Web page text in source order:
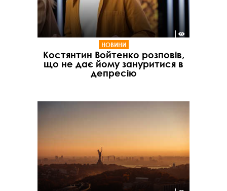
НОВИНИ
Костянтин Войтенко розповів,
що не дає йому зануритися в
депресію